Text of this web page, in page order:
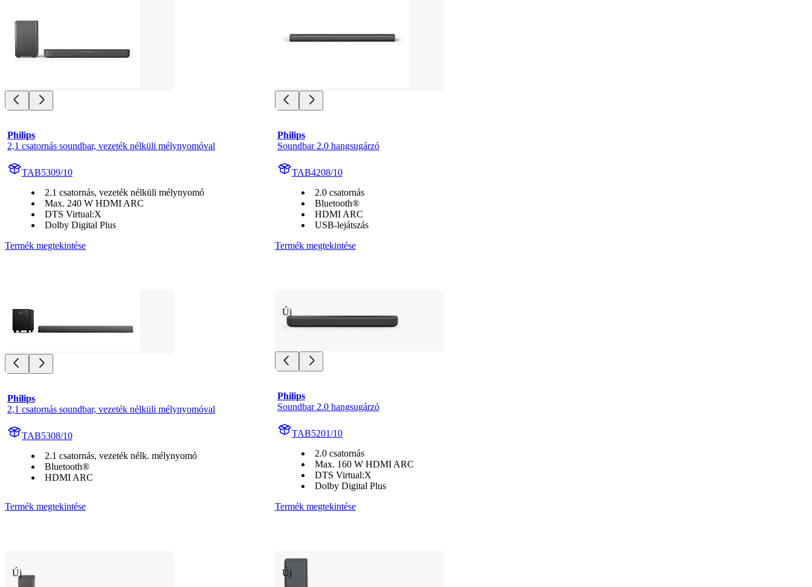
Philips
2,1 csatornás soundbar, vezeték nélküli mélynyomóval
TAB5309/10
2.1 csatornás, vezeték nélküli mélynyomó
Max. 240 W HDMI ARC
DTS Virtual:X
Dolby Digital Plus
Termék megtekintése
Philips
Soundbar 2.0 hangsugárzó
TAB4208/10
2.0 csatornás
Bluetooth®
HDMI ARC
USB-lejátszás
Termék megtekintése
Philips
2,1 csatornás soundbar, vezeték nélküli mélynyomóval
TAB5308/10
2.1 csatornás, vezeték nélk. mélynyomó
Bluetooth®
HDMI ARC
Termék megtekintése
Új
Philips
Soundbar 2.0 hangsugárzó
TAB5201/10
2.0 csatornás
Max. 160 W HDMI ARC
DTS Virtual:X
Dolby Digital Plus
Termék megtekintése
Új Új